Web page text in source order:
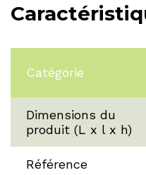
Catégorie
Dimensions du
produit (L x l x h)
Référence